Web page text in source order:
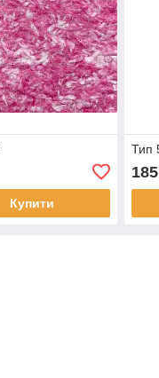
Купити
Тип
185